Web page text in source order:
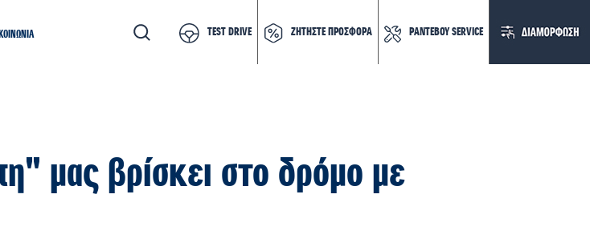
TEST DRIVE ΖΗΤΗΣΤΕ ΠΡΟΣΦΟΡΑ ΡΑΝΤΕΒΟΥ SERVICE
μας βρίσκει στο δρόμο με